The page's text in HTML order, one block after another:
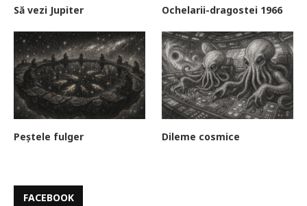
Să vezi Jupiter Ochelarii-dragostei 1966
Peștele fulger Dileme cosmice
FACEBOOK